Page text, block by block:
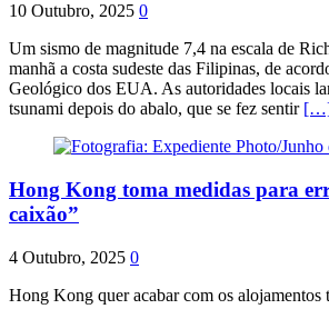
10 Outubro, 2025 0
Um sismo de magnitude 7,4 na escala de
manhã a costa sudeste das Filipinas, de
Geológico dos EUA. As autoridades locais
tsunami depois do abalo, que se fez sentir
Hong Kong toma medidas para
caixão”
4 Outubro, 2025 0
Hong Kong quer acabar com os alojamentos